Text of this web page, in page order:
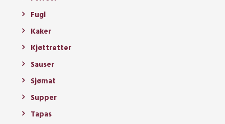
Fugl
Kaker
Kjøttretter
Sauser
Sjømat
Supper
Tapas